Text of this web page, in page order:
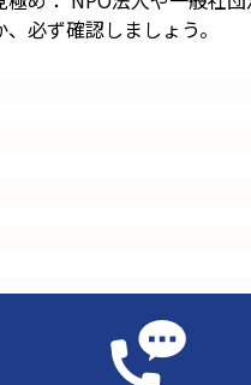
必ず確認しましょう。